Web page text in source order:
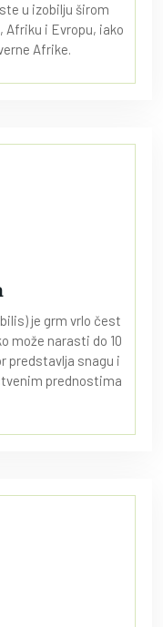
u izobilju širom
Afriku i Evropu, iako
Afrike.
je grm vrlo čest
može narasti do 10
predstavlja snagu i
prednostima